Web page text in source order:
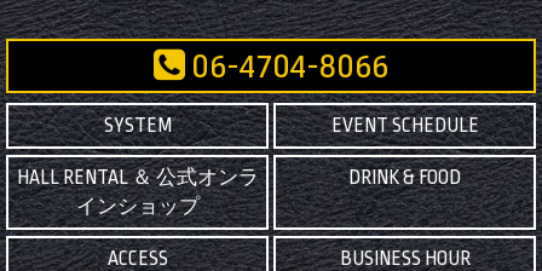
06-4704-8066
SYSTEM EVENT SCHEDULE
HALL RENTAL ＆ 公式オンラ
インショップ
DRINK & FOOD
ACCESS BUSINESS HOUR